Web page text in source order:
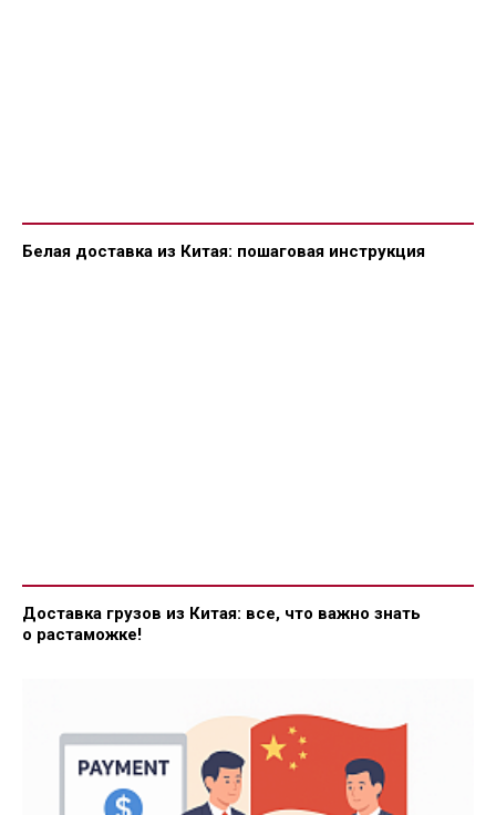
Белая доставка из Китая: пошаговая инструкция
Доставка грузов из Китая: все, что важно знать
о растаможке!